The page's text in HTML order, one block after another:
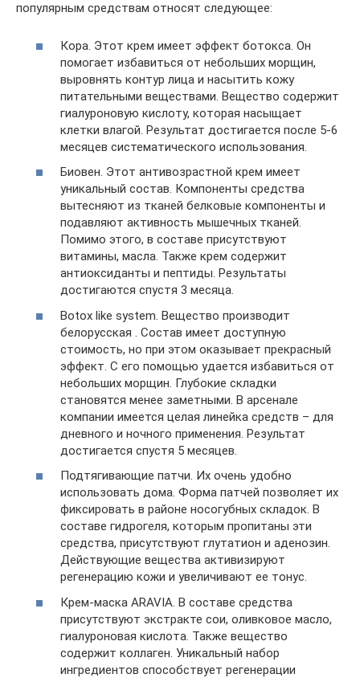
популярным средствам относят следующее:
Кора. Этот крем имеет эффект ботокса. Он
помогает избавиться от небольших морщин,
выровнять контур лица и насытить кожу
питательными веществами. Вещество содержит
гиалуроновую кислоту, которая насыщает
клетки влагой. Результат достигается после 5-6
месяцев систематического использования.
Биовен. Этот антивозрастной крем имеет
уникальный состав. Компоненты средства
вытесняют из тканей белковые компоненты и
подавляют активность мышечных тканей.
Помимо этого, в составе присутствуют
витамины, масла. Также крем содержит
антиоксиданты и пептиды. Результаты
достигаются спустя 3 месяца.
Botox like system. Вещество производит
белорусская . Состав имеет доступную
стоимость, но при этом оказывает прекрасный
эффект. С его помощью удается избавиться от
небольших морщин. Глубокие складки
становятся менее заметными. В арсенале
компании имеется целая линейка средств – для
дневного и ночного применения. Результат
достигается спустя 5 месяцев.
Подтягивающие патчи. Их очень удобно
использовать дома. Форма патчей позволяет их
фиксировать в районе носогубных складок. В
составе гидрогеля, которым пропитаны эти
средства, присутствуют глутатион и аденозин.
Действующие вещества активизируют
регенерацию кожи и увеличивают ее тонус.
Крем-маска ARAVIA. В составе средства
присутствуют экстракте сои, оливковое масло,
гиалуроновая кислота. Также вещество
содержит коллаген. Уникальный набор
ингредиентов способствует регенерации